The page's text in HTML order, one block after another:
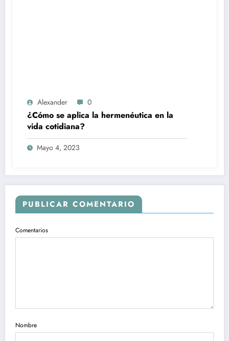
Alexander 0
¿Cómo se aplica la hermenéutica en la
vida cotidiana?
Mayo 4, 2023
PUBLICAR COMENTARIO
Comentarios
Nombre